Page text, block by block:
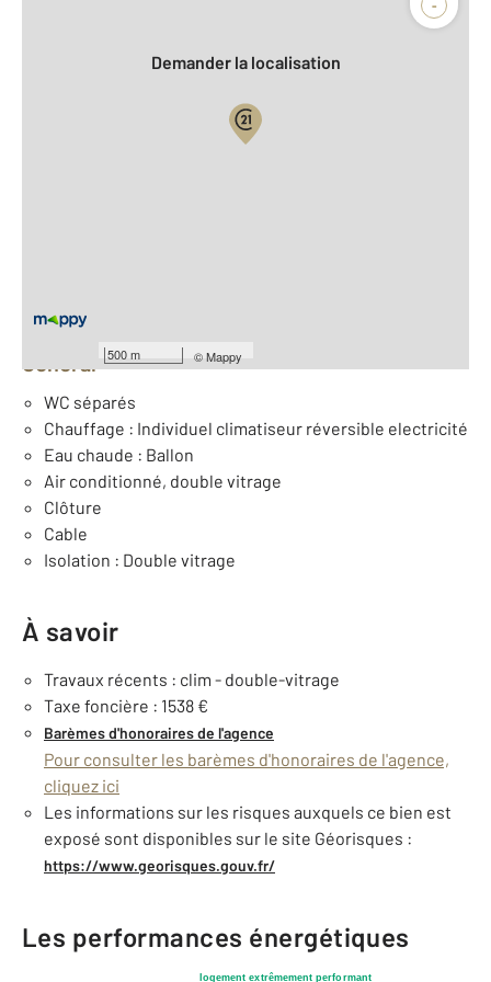
-
500 m ©Mappy
Demander la localisation
Équipements
Général
WC séparés
Chauffage : Individuel climatiseur réversible electricité
Eau chaude : Ballon
Air conditionné, double vitrage
Clôture
Cable
Isolation : Double vitrage
À savoir
Travaux récents : clim - double-vitrage
Taxe foncière : 1538 €
Barèmes d'honoraires de l'agence
Pour consulter les barèmes d'honoraires de l'agence,
cliquez ici
Les informations sur les risques auxquels ce bien est
exposé sont disponibles sur le site Géorisques :
https://www.georisques.gouv.fr/
Les performances énergétiques
logement extrêmement performant